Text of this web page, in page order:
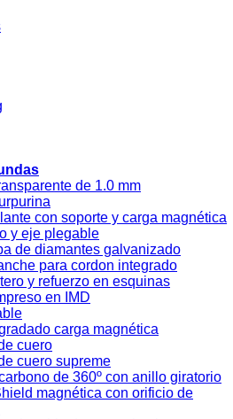
de 1.0 mm
con soporte y carga magnética
y eje plegable
de diamantes galvanizado
para cordon integrado
y refuerzo en esquinas
en IMD
carga magnética
cuero
cuero supreme
de 360º con anillo giratorio
magnética con orificio de